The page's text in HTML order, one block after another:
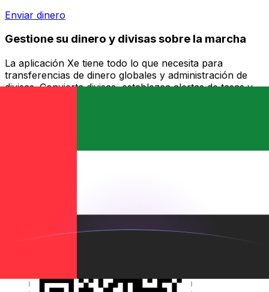
Enviar dinero
Gestione su dinero y divisas sobre la marcha
La aplicación Xe tiene todo lo que necesita para
transferencias de dinero globales y administración de
divisas. Convierta divisas, establezca alertas de tasas y